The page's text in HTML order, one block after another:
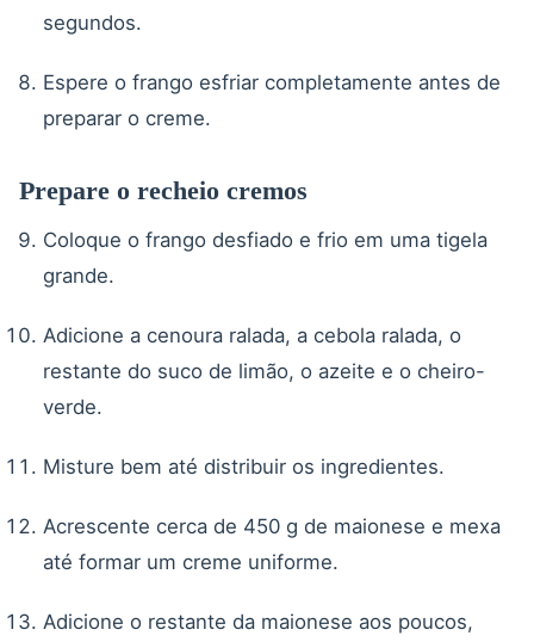
segundos.
Espere o frango esfriar completamente antes de
preparar o creme.
Prepare o recheio cremos
Coloque o frango desfiado e frio em uma tigela
grande.
Adicione a cenoura ralada, a cebola ralada, o
restante do suco de limão, o azeite e o cheiro-
verde.
Misture bem até distribuir os ingredientes.
Acrescente cerca de 450 g de maionese e mexa
até formar um creme uniforme.
Adicione o restante da maionese aos poucos,